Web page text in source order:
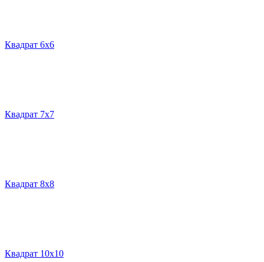
Квадрат 6х6
Квадрат 7х7
Квадрат 8х8
Квадрат 10х10